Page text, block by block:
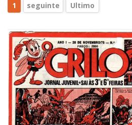
1 seguinte Ultimo